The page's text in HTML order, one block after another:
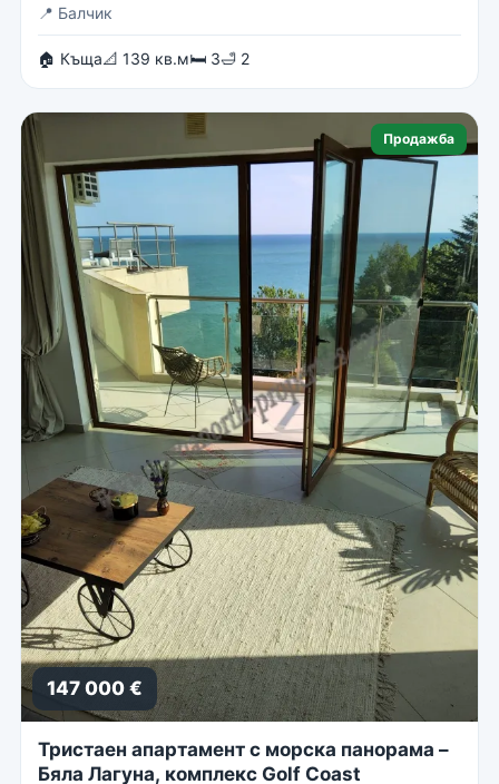
📍 Балчик
🏠 Къща📐 139 кв.м🛏 3🛁 2
Продажба
147 000 €
Тристаен апартамент с морска панорама –
Бяла Лагуна, комплекс Golf Coast